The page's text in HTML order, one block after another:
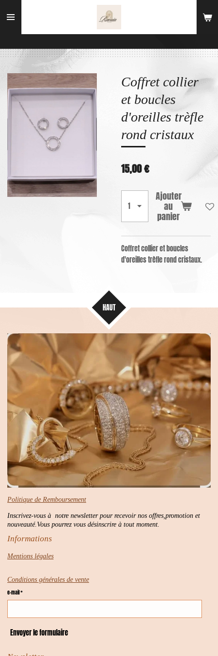
au
Coffret collier
et boucles
d'oreilles trèfle
rond cristaux
15,00 €
Ajouter
au
panier
Coffret collier et boucles
d'oreilles trèfle rond cristaux.
HAUT
Politique de Remboursement
Inscrivez-vous à notre newsletter pour recevoir nos offres,promotion et
nouveauté.Vous pourrez vous désinscrire à tout moment.
Informations
Mentions légales
Conditions générales de vente
e-mail *
Envoyer le formulaire